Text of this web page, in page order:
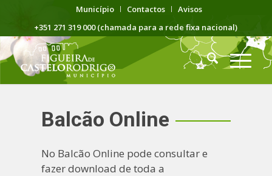
Município Contactos
Avisos
+351 271 319 000 (chamada para a rede fixa nacional)
Balcão Online
No Balcão Online pode consultar e
fazer download de toda a